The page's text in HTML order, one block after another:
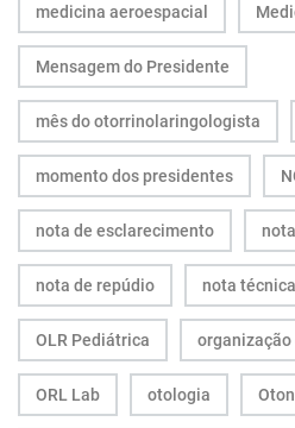
medicina aeroespacial
Mensagem do Presidente
mês do otorrinolaringologista
momento dos presidentes
nota de esclarecimento
nota de repúdio nota técnica
OLR Pediátrica
ORL Lab otologia